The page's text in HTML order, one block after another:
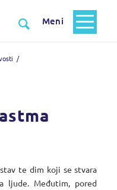
/
te dim koji se stvara
ljude. Međutim, pored